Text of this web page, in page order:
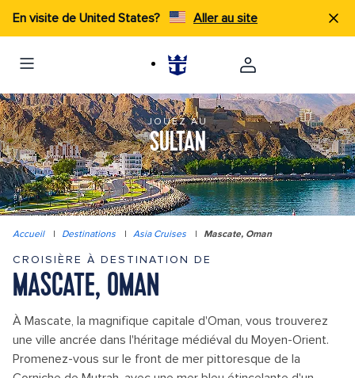
En visite de United States? Aller au site
JOUEZ AU
SULTAN
Accueil | Destinations | Asia Cruises | Mascate, Oman
CROISIÈRE À DESTINATION DE
MASCATE, OMAN
À Mascate, la magnifique capitale d'Oman, vous trouverez
une ville ancrée dans l'héritage médiéval du Moyen-Orient.
Promenez-vous sur le front de mer pittoresque de la